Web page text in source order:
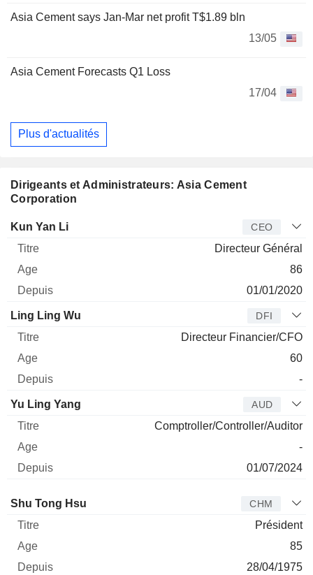
Asia Cement says Jan-Mar net profit T$1.89 bln
13/05
Asia Cement Forecasts Q1 Loss
17/04
Plus d'actualités
Dirigeants et Administrateurs: Asia Cement
Corporation
Dirigeant Titre
Kun Yan Li CEO
Directeur Général
86
01/01/2020
Ling Ling Wu DFI
Directeur Financier/CFO
60
-
Yu Ling Yang AUD
Comptroller/Controller/Auditor
-
01/07/2024
Administrateur
Shu Tong Hsu CHM
Président
85
28/04/1975